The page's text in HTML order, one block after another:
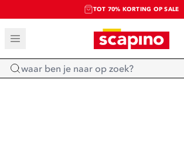
TOT 70% KORTING OP SALE
SALE: LAATSTE KANS!
SHOP NIEUW
Home